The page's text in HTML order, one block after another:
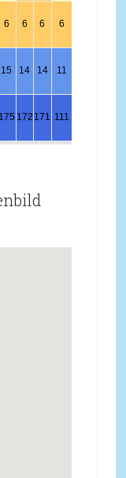
6 6 6 6
15 14 14 11
175 172 171 111